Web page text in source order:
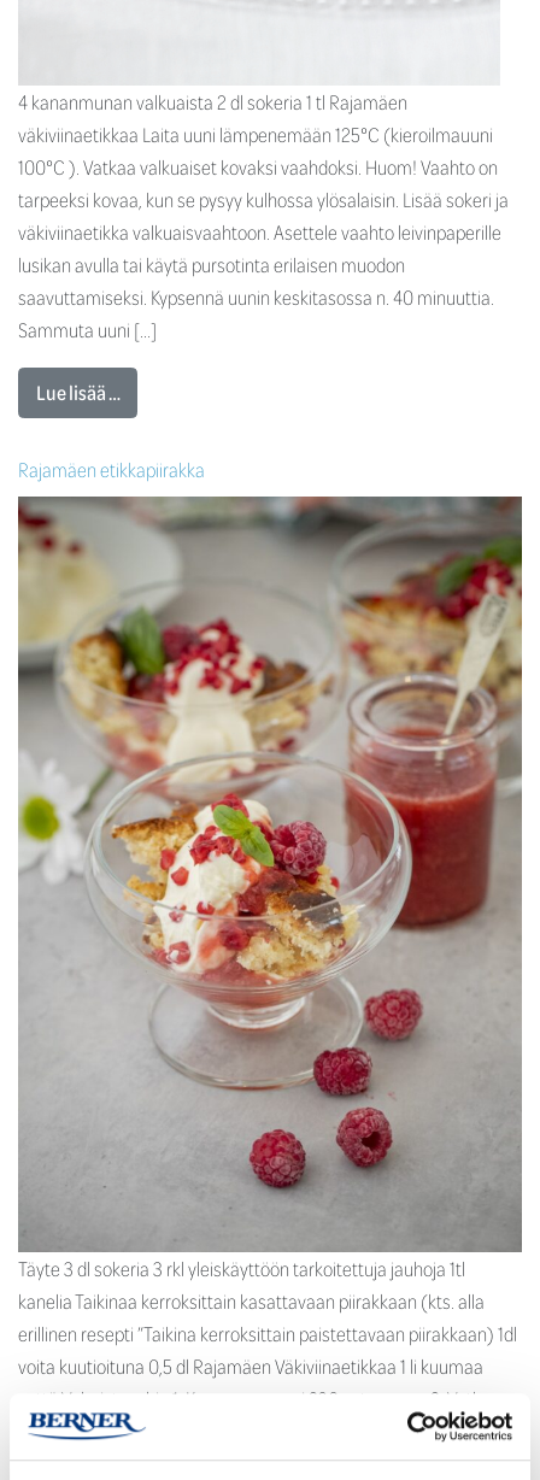
4 kananmunan valkuaista 2 dl sokeria 1 tl Rajamäen
väkiviinaetikkaa Laita uuni lämpenemään 125°C (kieroilmauuni
100°C ). Vatkaa valkuaiset kovaksi vaahdoksi. Huom! Vaahto on
tarpeeksi kovaa, kun se pysyy kulhossa ylösalaisin. Lisää sokeri ja
väkiviinaetikka valkuaisvaahtoon. Asettele vaahto leivinpaperille
lusikan avulla tai käytä pursotinta erilaisen muodon
saavuttamiseksi. Kypsennä uunin keskitasossa n. 40 minuuttia.
Sammuta uuni […]
Lue lisää …
Rajamäen etikkapiirakka
Täyte 3 dl sokeria 3 rkl yleiskäyttöön tarkoitettuja jauhoja 1tl
kanelia Taikinaa kerroksittain kasattavaan piirakkaan (kts. alla
erillinen resepti ”Taikina kerroksittain paistettavaan piirakkaan) 1dl
voita kuutioituna 0,5 dl Rajamäen Väkiviinaetikkaa 1 li kuumaa
vettä Valmistusohje 1. Kuumenna uuni 230 asteeseen. 2. Vatkaa
yhteen sokeri, jauhot ja muskottipähkinä. Laita seos sivuun
odottamaan käyttöä. 3. Rullaa taikina kevyesti […]